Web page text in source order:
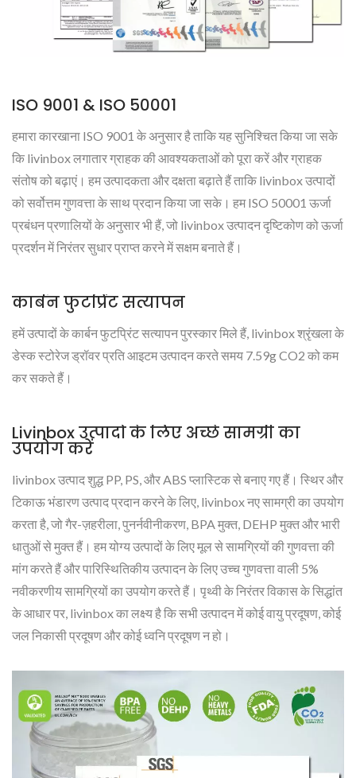
ISO 9001 & ISO 50001
हमारा कारखाना ISO 9001 के अनुसार है ताकि यह सुनिश्चित किया जा सके
कि livinbox लगातार ग्राहक की आवश्यकताओं को पूरा करें और ग्राहक
संतोष को बढ़ाएं। हम उत्पादकता और दक्षता बढ़ाते हैं ताकि livinbox उत्पादों
को सर्वोत्तम गुणवत्ता के साथ प्रदान किया जा सके। हम ISO 50001 ऊर्जा
प्रबंधन प्रणालियों के अनुसार भी हैं, जो livinbox उत्पादन दृष्टिकोण को ऊर्जा
प्रदर्शन में निरंतर सुधार प्राप्त करने में सक्षम बनाते हैं।
कार्बन फुटप्रिंट सत्यापन
हमें उत्पादों के कार्बन फुटप्रिंट सत्यापन पुरस्कार मिले हैं, livinbox श्रृंखला के
डेस्क स्टोरेज ड्रॉवर प्रति आइटम उत्पादन करते समय 7.59g CO2 को कम
कर सकते हैं।
Livinbox उत्पादों के लिए अच्छे सामग्री का
उपयोग करें
livinbox उत्पाद शुद्ध PP, PS, और ABS प्लास्टिक से बनाए गए हैं। स्थिर और
टिकाऊ भंडारण उत्पाद प्रदान करने के लिए, livinbox नए सामग्री का उपयोग
करता है, जो गैर-ज़हरीला, पुनर्नवीनीकरण, BPA मुक्त, DEHP मुक्त और भारी
धातुओं से मुक्त हैं। हम योग्य उत्पादों के लिए मूल से सामग्रियों की गुणवत्ता की
मांग करते हैं और पारिस्थितिकीय उत्पादन के लिए उच्च गुणवत्ता वाली 5%
नवीकरणीय सामग्रियों का उपयोग करते हैं। पृथ्वी के निरंतर विकास के सिद्धांत
के आधार पर, livinbox का लक्ष्य है कि सभी उत्पादन में कोई वायु प्रदूषण, कोई
जल निकासी प्रदूषण और कोई ध्वनि प्रदूषण न हो।